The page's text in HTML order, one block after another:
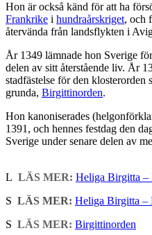
Hon är också känd för att ha
Frankrike i hundraårskriget, och
återvända från landsflykten i
År 1349 lämnade hon Sverige
delen av sitt återstående liv. År
stadfästelse för den klosterorden
grunda, Birgittinorden.
Hon kanoniserades
1391, och hennes festdag den
Sverige under senare delen av
L LÄS MER: Heliga Birgitta –
S LÄS MER: Heliga Birgitta –
S LÄS MER: Birgittinorden